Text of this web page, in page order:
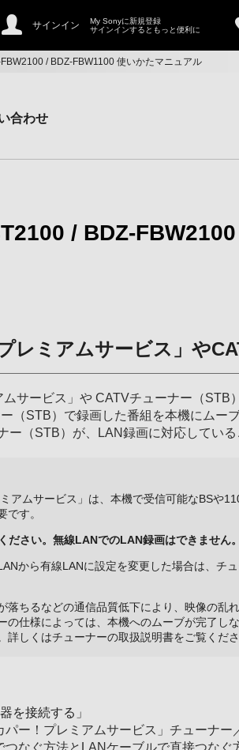
サインイン
My Sonyに新規登録
サインインするともっと便利に
/ BDZ-FBW1100 使いかたマニュアル
合わせ
/ BDZ-
レミアムサービス」や
ムサービス」や CATVチューナー（
（STB）で録画した番組を本機にムー
ー（STB）が、LAN録画に対応している
ミアムサービス」は、本機で受信可能なBSや
です。
ださい。無線LANでのLAN録画はできません。
から有線LANに設定を変更した場合は、チ
落ちるなどの通信品質低下により、映像の乱
の仕様によっては、本機へのムーブが完了し
詳しくはチューナーの取扱説明書をご覧くださ
を接続する」
パー！プレミアムサービス」チューナ
つなぐ方法とLANケーブルで直接つなぐ